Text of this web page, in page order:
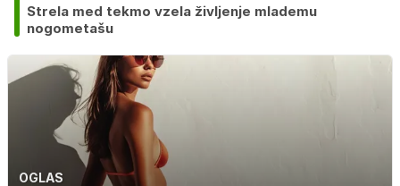
Strela med tekmo vzela življenje mlademu
nogometašu
OGLAS